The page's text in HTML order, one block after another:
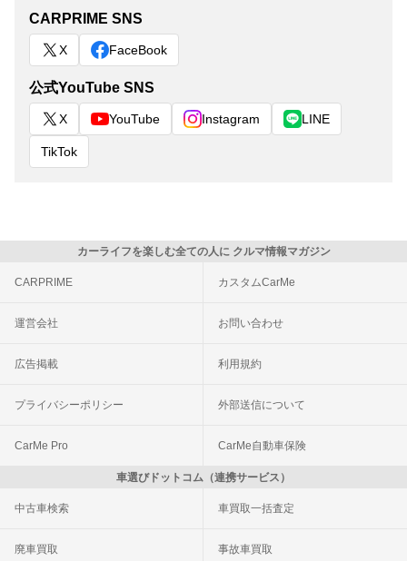
CARPRIME SNS
X FaceBook
公式YouTube SNS
X YouTube Instagram LINE
TikTok
カーライフを楽しむ全ての人に クルマ情報マガジン
CARPRIME カスタムCarMe
運営会社 お問い合わせ
広告掲載 利用規約
プライバシーポリシー 外部送信について
CarMe Pro CarMe自動車保険
車選びドットコム（連携サービス）
中古車検索 車買取一括査定
廃車買取 事故車買取